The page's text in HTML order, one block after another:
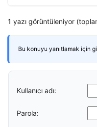
1 yazı görüntüleniyor
Bu konuyu yanıtlamak için
Kullanıcı adı:
Parola: